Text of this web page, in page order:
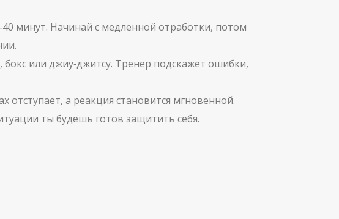
минут. Начинай с медленной отработки, потом
или джиу‑джитсу. Тренер подскажет ошибки,
отступает, а реакция становится мгновенной.
ты будешь готов защитить себя.